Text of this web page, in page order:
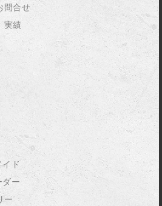
問合せ
実績
ド
ダー
ー